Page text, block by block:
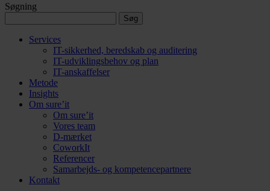
Søgning
efter:
Services
IT-sikkerhed, beredskab og auditering
IT-udviklingsbehov og plan
IT-anskaffelser
Metode
Insights
Om sure’it
Om sure’it
Vores team
D-mærket
CoworkIt
Referencer
Samarbejds- og kompetencepartnere
Kontakt